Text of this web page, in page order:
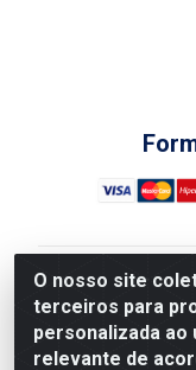
O nosso site
terceiros para
personalizada ao
relevante de
Nova Boni
- Rua Alice
Janeiro/RJ - CEP: